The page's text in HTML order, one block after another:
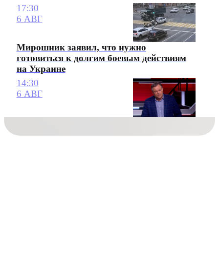
17:30
6 АВГ
Мирошник заявил, что нужно
готовиться к долгим боевым действиям
на Украине
14:30
6 АВГ